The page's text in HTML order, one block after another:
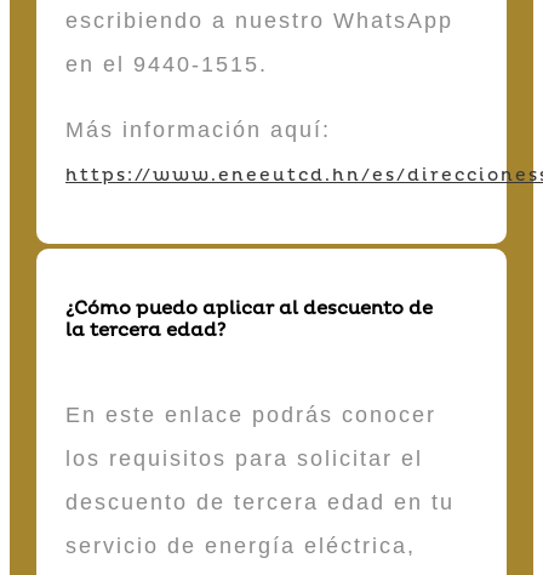
escribiendo a nuestro WhatsApp
en el 9440-1515.
Más información aquí:
https://www.eneeutcd.hn/es/
¿Cómo puedo aplicar al descuento de
la tercera edad?
En este enlace podrás conocer
los requisitos para solicitar el
descuento de tercera edad en tu
servicio de energía eléctrica,